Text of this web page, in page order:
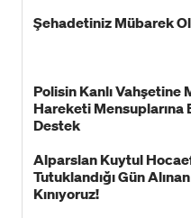
Şehadetiniz Mübarek
Polisin Kanlı Vahşetine
Hareketi Mensuplarına
Destek
Alparslan Kuytul
Tutuklandığı Gün
Kınıyoruz!